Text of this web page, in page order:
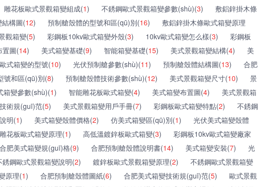
雕花板歐式景觀箱變組成(1) 不銹鋼歐式景觀箱變參數(shù)(3)
敷鋁鋅掛木條
構圖(12) 預制艙殼體的型號和區(qū)別(16)
敷鋁鋅掛木條歐式箱變原理
觀箱變(5) 彩鋼板10kv歐式箱變外殼(3) 10kv歐式箱變怎么樣(3)
彩鋼板
置圖(14) 美式箱變基礎(9) 智能箱變基礎(15) 美式景觀箱變結構(4)
美
歐式箱變的型號(10) 光伏預制艙參數(shù)(11) 預制艙殼體結構圖(13)
合肥
號和區(qū)別(8) 預制艙殼體技術參數(shù)(12) 美式景觀箱變尺寸(10)
景
箱變參數(shù)(1) 智能雕花板歐式箱變(4) 美式箱變布置圖(4)
美式景觀箱
術規(guī)范(5) 美式景觀箱變用戶手冊(7) 彩鋼板歐式箱變特點(2)
不銹鋼
明(1) 美式箱變殼體價格(2) 仿美式箱變區(qū)別(1)
光伏美式箱變殼體
雕花板歐式箱變原理(1) 高低溫鍍鋅板歐式箱變(3)
彩鋼板10kv歐式箱變廠家
合肥美式箱變規(guī)格(9) 合肥預制艙殼體說明書(14) 美式箱變安裝(7)
光
銹鋼歐式景觀箱變說明(2) 鍍鋅板歐式景觀箱變原理(2)
不銹鋼歐式景觀箱變
原理(1) 合肥預制艙殼體圖紙(6) 合肥美式箱變技術規(guī)范(5)
歐式景觀